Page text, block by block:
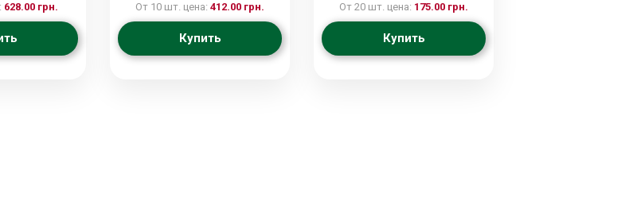
628.00 грн. От 10 шт. цена: 412.00 грн.
Купить
От 20 шт. цена: 175.00 грн.
Купить